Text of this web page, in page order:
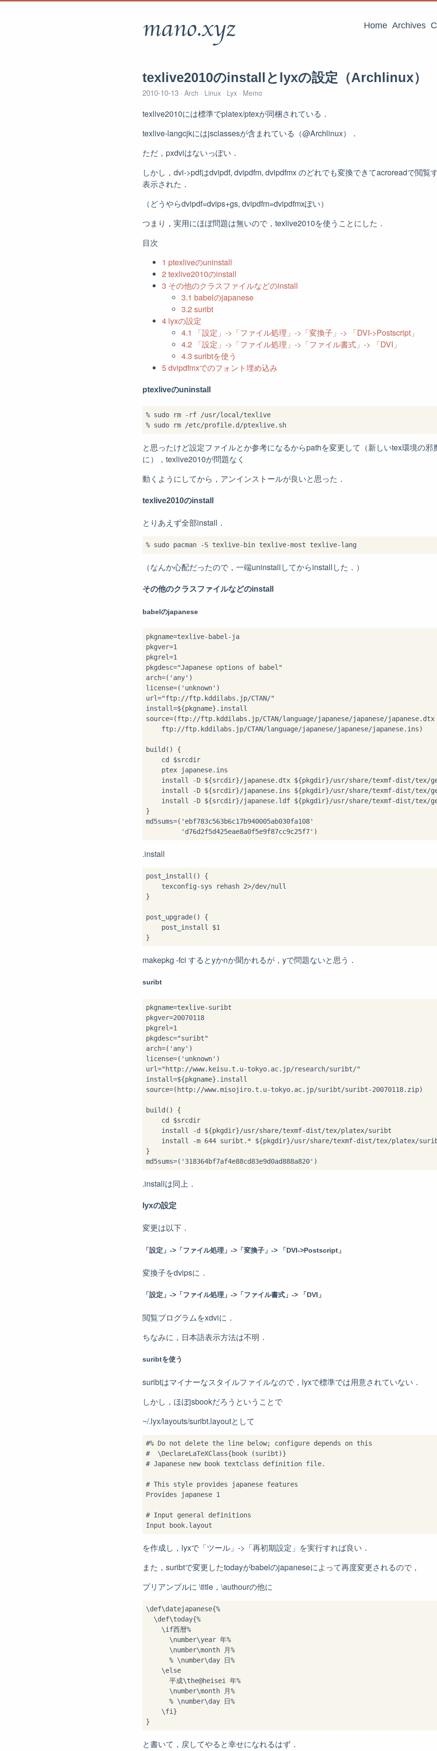
mano.xyz Home Archives
texlive2010のinstallとlyxの設定（Archlinux）
2010-10-13 Arch Linux Lyx Memo
texlive2010には標準でplatex/ptexが同梱されている．
texlive-langcjkにはjsclassesが含まれている（@Archlinux）．
ただ，pxdviはないっぽい．
しかし，dvi->pdfはdvipdf, dvipdfm, dvipdfmx のどれでも変換できてacroreadで閲覧
表示された．
（どうやらdvipdf=dvips+gs, dvipdfm=dvipdfmxぽい）
つまり，実用にほぼ問題は無いので，texlive2010を使うことにした．
目次
1 ptexliveのuninstall
2 texlive2010のinstall
3 その他のクラスファイルなどのinstall
3.1 babelのjapanese
3.2 suribt
4 lyxの設定
4.1
「設定」->「ファイル処理」->「変換子」-> 「DVI->Postscript」
4.2 「設定」->「ファイル処理」->「ファイル書式」-> 「DVI」
4.3 suribtを使う
5dvipdfmxでのフォント埋め込み
ptexliveのuninstall
% sudo rm -rf /usr/local/texlive
と思ったけど設定ファイルとか参考になるからpathを変更して（新しいtex環境の邪
に），texlive2010が問題なく
動くようにしてから，アンインストールが良いと思った．
texlive2010のinstall
とりあえず全部install．
（なんか心配だったので，一端uninstallしてからinstallした．）
その他のクラスファイルなどのinstall
babelのjapanese
pkgname=texlive-babel-ja
pkgver=1
pkgrel=1
pkgdesc="Japanese options of babel"
arch=('any')
license=('unknown')
url="ftp://ftp.kddilabs.jp/CTAN/"
install=${pkgname}.install
source=(ftp://ftp.kddilabs.jp/CTAN/language/japanese/japanese/japanese.dtx
    ftp://ftp.kddilabs.jp/CTAN/language/japanese/japanese/japanese.ins)
build() {
    cd $srcdir
    ptex japanese.ins
install -D ${srcdir}/japanese.dtx ${pkgdir}/usr/share/texmf-dist/tex/
install -D ${srcdir}/japanese.ins ${pkgdir}/usr/share/texmf-dist/tex/
install -D ${srcdir}/japanese.ldf ${pkgdir}/usr/share/texmf-dist/tex/
}
md5sums=('ebf783c563b6c17b940005ab030fa108'
.install
post_install() {
    texconfig-sys rehash 2>/dev/null
}
post_upgrade() {
    post_install $1
makepkg -fci するとyかnか聞かれるが，yで問題ないと思う．
suribt
pkgname=texlive-suribt
pkgver=20070118
pkgrel=1
pkgdesc="suribt"
arch=('any')
license=('unknown')
url="http://www.keisu.t.u-tokyo.ac.jp/research/suribt/"
install=${pkgname}.install
source=(http://www.misojiro.t.u-tokyo.ac.jp/suribt/suribt-20070118.zip)
build() {
    cd $srcdir
    install -d ${pkgdir}/usr/share/texmf-dist/tex/platex/suribt
install -m 644 suribt.* ${pkgdir}/usr/share/texmf-dist/tex/platex/
}
.installは同上．
lyxの設定
変更は以下．
「設定」->「ファイル処理」->「変換子」-> 「DVI->Postscript」
変換子をdvipsに．
「設定」->「ファイル処理」->「ファイル書式」-> 「DVI」
閲覧プログラムをxdviに．
ちなみに，日本語表示方法は不明．
suribtを使う
suribtはマイナーなスタイルファイルなので，lyxで標準では用意されていない．
しかし，ほぼjsbookだろうということで
~/.lyx/layouts/suribt.layoutとして
#% Do not delete the line below; configure depends on this
#  \DeclareLaTeXClass{book (suribt)}
# Japanese new book textclass definition file.
# This style provides japanese features
Provides japanese 1
# Input general definitions
を作成し，lyxで「ツール」->「再初期設定」を実行すれば良い．
また，suribtで変更したtodayがbabelのjapaneseによって再度変更されるので，
プリアンブルに \title，\authourの他に
\def\datejapanese{%
  \def\today{%
    \if西暦%
      \number\year 年%
      \number\month 月%
      % \number\day 日%
    \else
      平成\the@heisei 年%
      \number\month 月%
      % \number\day 日%
    \fi}
と書いて，戻してやると幸せになれるはず．